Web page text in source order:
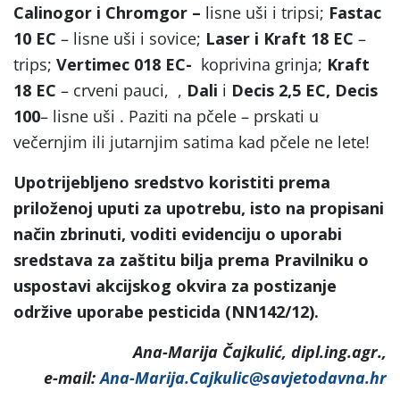
Calinogor i Chromgor – lisne uši i tripsi; Fastac
10 EC – lisne uši i sovice; Laser i Kraft 18 EC –
trips; Vertimec 018 EC- koprivina grinja; Kraft
18 EC – crveni pauci, , Dali i Decis 2,5 EC, Decis
100– lisne uši . Paziti na pčele – prskati u
večernjim ili jutarnjim satima kad pčele ne lete!
Upotrijebljeno sredstvo koristiti prema
priloženoj uputi za upotrebu, isto na propisani
način zbrinuti, voditi evidenciju o uporabi
sredstava za zaštitu bilja prema Pravilniku o
uspostavi akcijskog okvira za postizanje
održive uporabe pesticida (NN142/12).
Ana-Marija Čajkulić, dipl.ing.agr.,
e-mail:Ana-Marija.Cajkulic@savjetodavna.hr